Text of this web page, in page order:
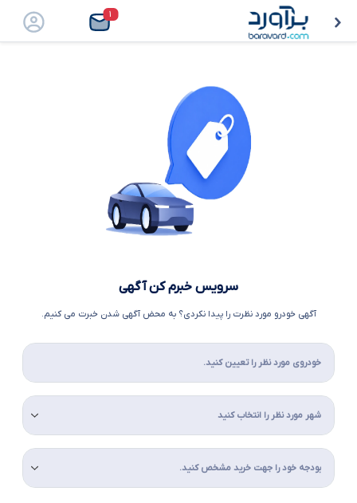
سرویس خبرم کن آگهی
آگهی خودرو مورد نظرت را پیدا نکردی؟ به محض آگهی شدن خبرت می کنیم.